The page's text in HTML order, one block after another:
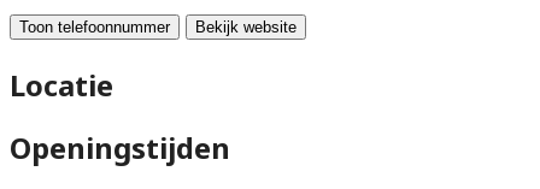
Toon telefoonnummer Bekijk website
Locatie
Openingstijden